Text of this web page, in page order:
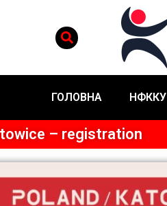
ГОЛОВНА НФККУ
– registration